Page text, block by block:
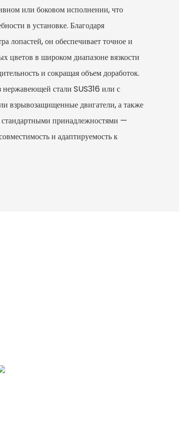
или боковом исполнении, что
в установке. Благодаря
лопастей, он обеспечивает точное и
цветов в широком диапазоне вязкости
и сокращая объем доработок.
стали SUS316 или с
взрывозащищенные двигатели, а также
принадлежностями —
и адаптируемость к